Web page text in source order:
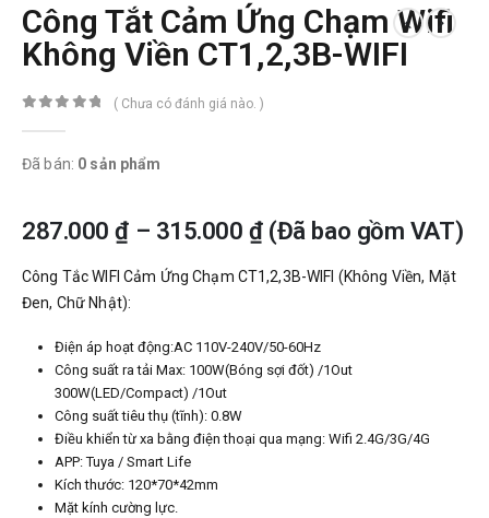
Công Tắt Cảm Ứng Chạm Wifi
Không Viền CT1,2,3B-WIFI
( Chưa có đánh giá nào. )
Đã bán: 0 sản phẩm
287.000₫ – 315.000₫(Đã bao gồm VAT)
Công Tắc WIFI Cảm Ứng Chạm CT1,2,3B-WIFI (Không Viền, Mặt
Đen, Chữ Nhật):
Điện áp hoạt động:AC 110V-240V/50-60Hz
Công suất ra tải Max: 100W(Bóng sợi đốt) /1Out
300W(LED/Compact) /1Out
Công suất tiêu thụ (tĩnh): 0.8W
Điều khiển từ xa bằng điện thoại qua mạng: Wifi 2.4G/3G/4G
APP: Tuya / Smart Life
Kích thước: 120*70*42mm
Mặt kính cường lực.